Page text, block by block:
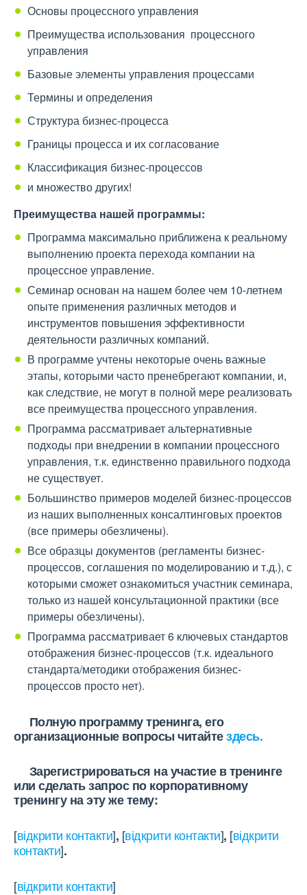
Основы процессного управления
Преимущества использования процессного
управления
Базовые элементы управления процессами
Термины и определения
Структура бизнес-процесса
Границы процесса и их согласование
Классификация бизнес-процессов
и множество других!
Преимущества нашей программы:
Программа максимально приближена к реальному
выполнению проекта перехода компании на
процессное управление.
Семинар основан на нашем более чем 10-летнем
опыте применения различных методов и
инструментов повышения эффективности
деятельности различных компаний.
В программе учтены некоторые очень важные
этапы, которыми часто пренебрегают компании, и,
как следствие, не могут в полной мере реализовать
все преимущества процессного управления.
Программа рассматривает альтернативные
подходы при внедрении в компании процессного
управления, т.к. единственно правильного подхода
не существует.
Большинство примеров моделей бизнес-процессов
из наших выполненных консалтинговых проектов
(все примеры обезличены).
Все образцы документов (регламенты бизнес-
процессов, соглашения по моделированию и т.д.), с
которыми сможет ознакомиться участник семинара,
только из нашей консультационной практики (все
примеры обезличены).
Программа рассматривает 6 ключевых стандартов
отображения бизнес-процессов (т.к. идеального
стандарта/методики отображения бизнес-
процессов просто нет).
Полную программу тренинга, его
организационные вопросы читайтездесь.
Зарегистрироваться на участие в тренинге
или сделать запрос по корпоративному
тренингу на эту же тему:
[відкрити контакти], [відкрити контакти], [відкрити
контакти].
[відкрити контакти]